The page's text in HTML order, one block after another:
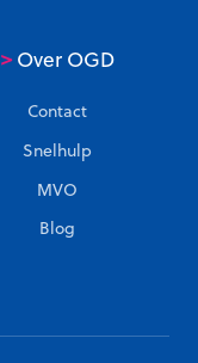
>Over OGD
Contact
Snelhulp
MVO
Blog